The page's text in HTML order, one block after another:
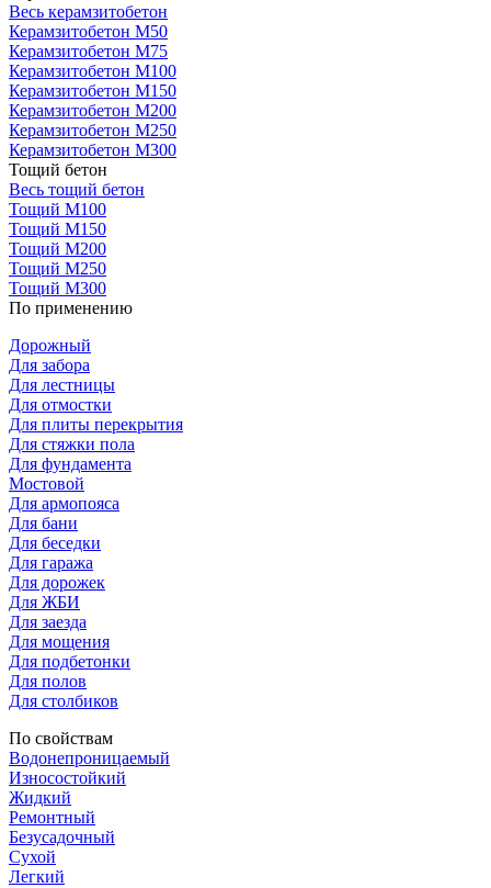
Весь керамзитобетон
Керамзитобетон М50
Керамзитобетон М75
Керамзитобетон М100
Керамзитобетон М150
Керамзитобетон М200
Керамзитобетон М250
Керамзитобетон М300
Тощий бетон
Весь тощий бетон
Тощий М100
Тощий М150
Тощий М200
Тощий М250
Тощий М300
По применению
Дорожный
Для забора
Для лестницы
Для отмостки
Для плиты перекрытия
Для стяжки пола
Для фундамента
Мостовой
Для армопояса
Для бани
Для беседки
Для гаража
Для дорожек
Для ЖБИ
Для заезда
Для мощения
Для подбетонки
Для полов
Для столбиков
По свойствам
Водонепроницаемый
Износостойкий
Жидкий
Ремонтный
Безусадочный
Сухой
Легкий